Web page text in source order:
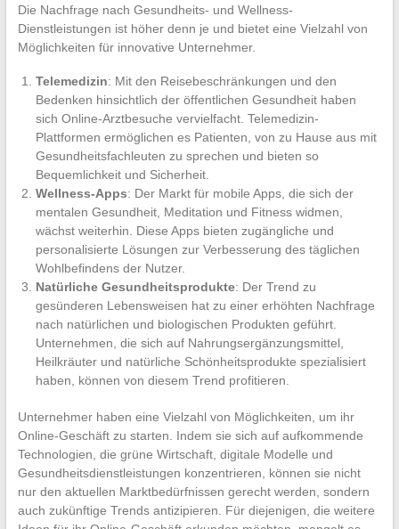
Die Nachfrage nach Gesundheits- und Wellness-
Dienstleistungen ist höher denn je und bietet eine Vielzahl von
Möglichkeiten für innovative Unternehmer.
Telemedizin: Mit den Reisebeschränkungen und den
Bedenken hinsichtlich der öffentlichen Gesundheit haben
sich Online-Arztbesuche vervielfacht. Telemedizin-
Plattformen ermöglichen es Patienten, von zu Hause aus mit
Gesundheitsfachleuten zu sprechen und bieten so
Bequemlichkeit und Sicherheit.
Wellness-Apps: Der Markt für mobile Apps, die sich der
mentalen Gesundheit, Meditation und Fitness widmen,
wächst weiterhin. Diese Apps bieten zugängliche und
personalisierte Lösungen zur Verbesserung des täglichen
Wohlbefindens der Nutzer.
Natürliche Gesundheitsprodukte: Der Trend zu
gesünderen Lebensweisen hat zu einer erhöhten Nachfrage
nach natürlichen und biologischen Produkten geführt.
Unternehmen, die sich auf Nahrungsergänzungsmittel,
Heilkräuter und natürliche Schönheitsprodukte spezialisiert
haben, können von diesem Trend profitieren.
Unternehmer haben eine Vielzahl von Möglichkeiten, um ihr
Online-Geschäft zu starten. Indem sie sich auf aufkommende
Technologien, die grüne Wirtschaft, digitale Modelle und
Gesundheitsdienstleistungen konzentrieren, können sie nicht
nur den aktuellen Marktbedürfnissen gerecht werden, sondern
auch zukünftige Trends antizipieren. Für diejenigen, die weitere